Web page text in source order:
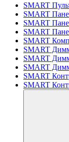
SMART
SMART
SMART
SMART
SMART
SMART
SMART
SMART
SMART
SMART